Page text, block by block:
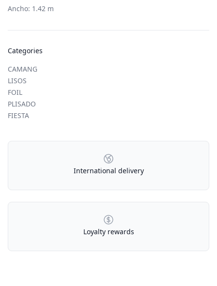
Ancho: 1.42 m
Categories
CAMANG
LISOS
FOIL
PLISADO
FIESTA
Our Policies
International delivery
Loyalty rewards